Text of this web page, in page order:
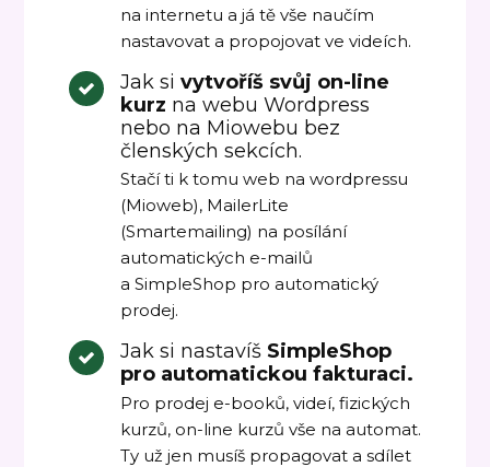
na internetu a já tě vše naučím
nastavovat a propojovat ve videích.
Jak si vytvoříš svůj on-line
kurz na webu Wordpress
nebo na Miowebu bez
členských sekcích.
Stačí ti k tomu web na wordpressu
(Mioweb), MailerLite
(Smartemailing) na posílání
automatických e-mailů
a SimpleShop pro automatický
prodej.
Jak si nastavíš SimpleShop
pro automatickou fakturaci.
Pro prodej e-booků, videí, fizických
kurzů, on-line kurzů vše na automat.
Ty už jen musíš propagovat a sdílet